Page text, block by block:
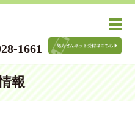
1661
メ
報